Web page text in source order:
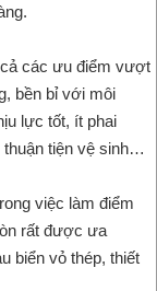
các ưu điểm vượt
bền bỉ với môi
lực tốt, ít phai
tiện vệ sinh…
việc làm điểm
rất được ưa
biển vỏ thép, thiết